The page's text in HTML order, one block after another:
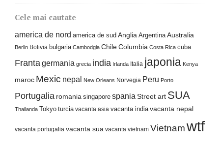
Cele mai cautate
america de nord america de sud Anglia Argentina Australia
Berlin Bolivia bulgaria Cambodgia Chile Columbia Costa Rica cuba
Frantagermania grecia india Irlanda Italia japonia Kenya
maroc Mexic nepal New Orleans Norvegia Peru Porto
Portugalia romania singapore spania Street art SUA
Thailanda Tokyo turcia vacanta asia vacanta india vacanta nepal
vacanta portugalia vacanta sua vacanta vietnam Vietnamwtf